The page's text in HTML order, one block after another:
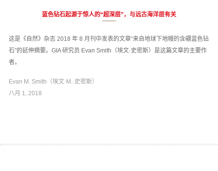
蓝色钻石起源于惊人的“超深层”，与远古海洋层有关
⸺
这是《自然》杂志 2018 年 8 月刊中发表的文章“来自地球下地幔的含硼蓝色钻
石”的延伸摘要。GIA 研究员 Evan Smith（埃文·史密斯）是这篇文章的主要作
者。
Evan M. Smith（埃文·M.·史密斯）
八月 1, 2018